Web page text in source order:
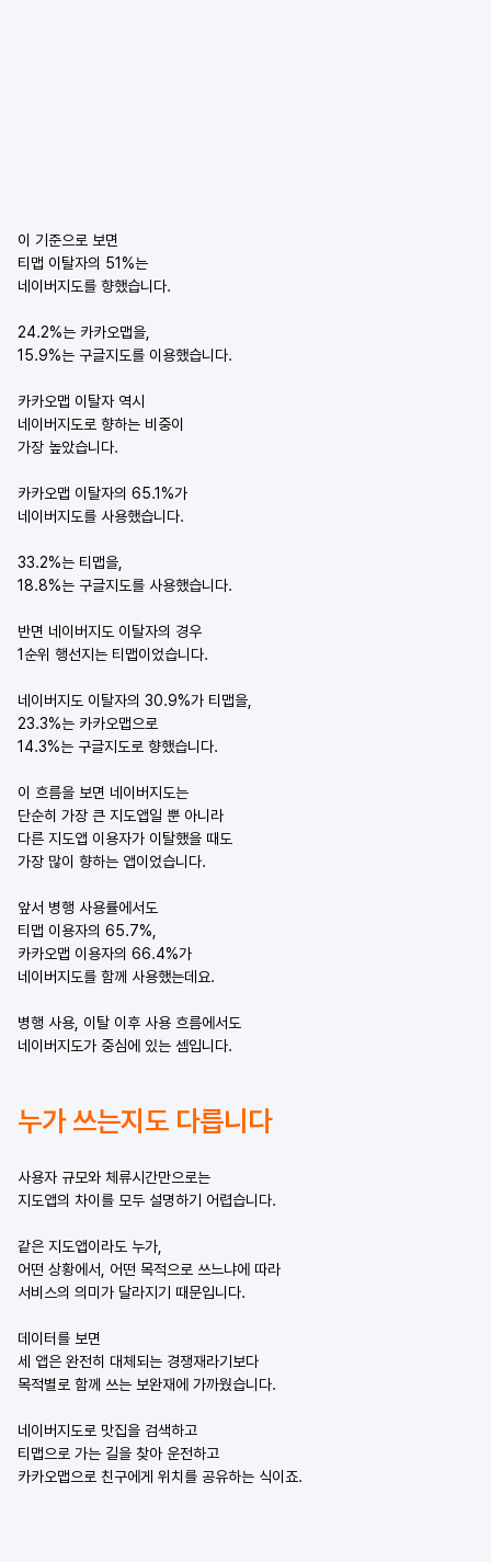
이 기준으로 보면
티맵 이탈자의 51%는
네이버지도를 향했습니다.
24.2%는 카카오맵을,
15.9%는 구글지도를 이용했습니다.
카카오맵 이탈자 역시
네이버지도로 향하는 비중이
가장 높았습니다.
카카오맵 이탈자의 65.1%가
네이버지도를 사용했습니다.
33.2%는 티맵을,
18.8%는 구글지도를 사용했습니다.
반면 네이버지도 이탈자의 경우
1순위 행선지는 티맵이었습니다.
네이버지도 이탈자의 30.9%가 티맵을,
23.3%는 카카오맵으로
14.3%는 구글지도로 향했습니다.
이 흐름을 보면 네이버지도는
단순히 가장 큰 지도앱일 뿐 아니라
다른 지도앱 이용자가 이탈했을 때도
가장 많이 향하는 앱이었습니다.
앞서 병행 사용률에서도
티맵 이용자의 65.7%,
카카오맵 이용자의 66.4%가
네이버지도를 함께 사용했는데요.
병행 사용, 이탈 이후 사용 흐름에서도
네이버지도가 중심에 있는 셈입니다.
누가 쓰는지도 다릅니다
사용자 규모와 체류시간만으로는
지도앱의 차이를 모두 설명하기 어렵습니다.
같은 지도앱이라도 누가,
어떤 상황에서, 어떤 목적으로 쓰느냐에 따라
서비스의 의미가 달라지기 때문입니다.
데이터를 보면
세 앱은 완전히 대체되는 경쟁재라기보다
목적별로 함께 쓰는 보완재에 가까웠습니다.
네이버지도로 맛집을 검색하고
티맵으로 가는 길을 찾아 운전하고
카카오맵으로 친구에게 위치를 공유하는 식이죠.